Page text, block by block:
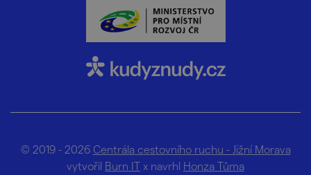
© 2019 - 2026 Centrála cestovního ruchu - Jižní Morava
vytvořil Burn IT x navrhl Honza Tůma